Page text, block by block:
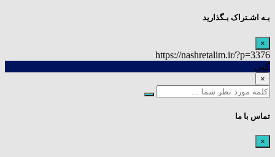
بـه اشـتراک بـگذارید
×
https://nashretalim.ir/?p=3376
کپی
×
تماس با ما
×